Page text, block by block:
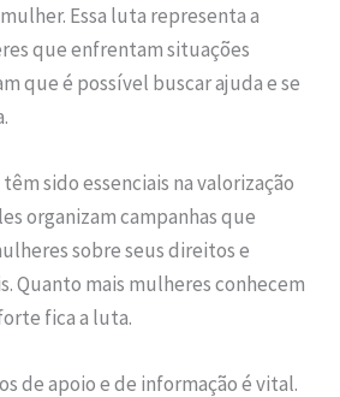
Essa luta representa a
que enfrentam situações
que é possível buscar ajuda e se
sido essenciais na valorização
organizam campanhas que
sobre seus direitos e
Quanto mais mulheres conhecem
fica a luta.
de apoio e de informação é vital.